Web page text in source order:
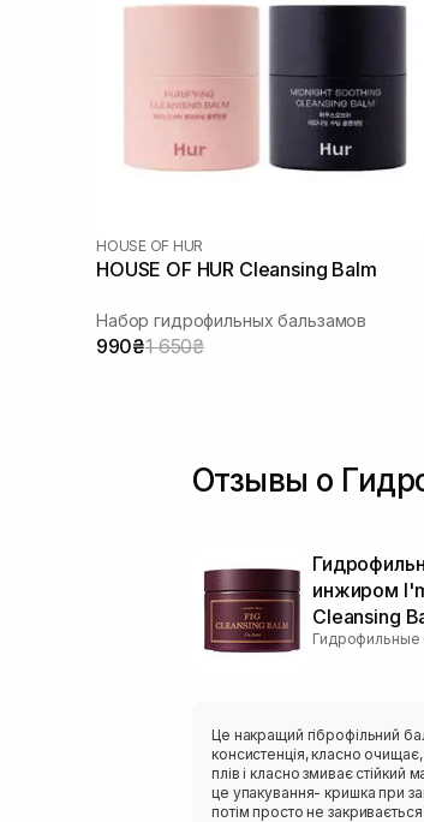
HOUSE OF HUR
HOUSE OF HUR Cleansing Balm
Набор гидрофильных бальзамов
990₴1 650₴
Отзывы о
инжиром
Cleansing
Гидрофильные
Це накращий гіброфільний
консистенція, класно
плів і класно змиває стійкий
це упакування- кришка при
потім просто не